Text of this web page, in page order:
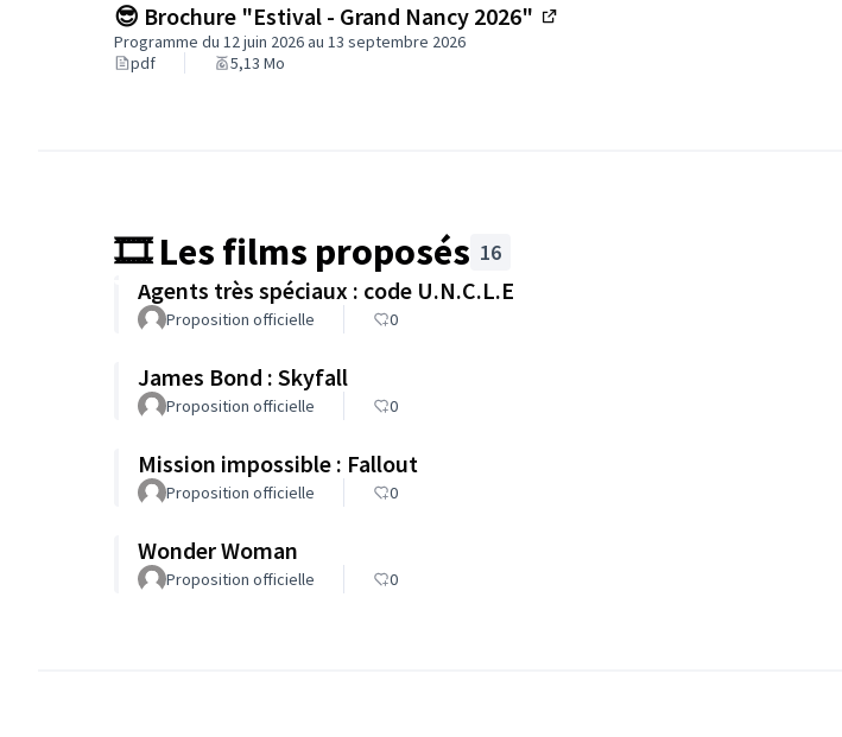
😎 Brochure "Estival - Grand Nancy 2026"
Programme du 12 juin 2026 au 13 septembre 2026
pdf
5,13 Mo
🎞️ Les films proposés 16
Agents très spéciaux : code U.N.C.L.E
Proposition officielle 0
James Bond : Skyfall
Proposition officielle 0
Mission impossible : Fallout
Proposition officielle 0
Wonder Woman
Proposition officielle 0